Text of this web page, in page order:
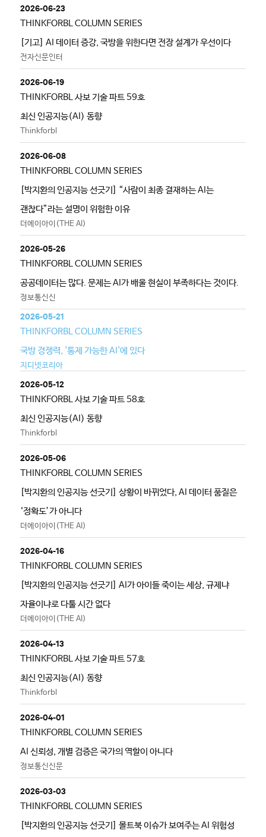
2026-06-23
THINKFORBL COLUMN SERIES
[기고] AI 데이터 증강, 국방을 위한다면 전장 설계가 우선이다
전자신문인터
2026-06-19
THINKFORBL 사보 기술 파트 59호
최신 인공지능(AI) 동향
Thinkforbl
2026-06-08
THINKFORBL COLUMN SERIES
[박지환의 인공지능 선긋기] “사람이 최종 결재하는 AI는
괜찮다”라는 설명이 위험한 이유
더에이아이(THE AI)
2026-05-26
THINKFORBL COLUMN SERIES
공공데이터는 많다. 문제는 AI가 배울 현실이 부족하다는 것이다.
정보통신신
2026-05-21
THINKFORBL COLUMN SERIES
국방 경쟁력, '통제 가능한 AI'에 있다
지디넷코리아
2026-05-12
THINKFORBL 사보 기술 파트 58호
최신 인공지능(AI) 동향
Thinkforbl
2026-05-06
THINKFORBL COLUMN SERIES
[박지환의 인공지능 선긋기] 상황이 바뀌었다, AI 데이터 품질은
‘정확도’가 아니다
더에이아이(THE AI)
2026-04-16
THINKFORBL COLUMN SERIES
[박지환의 인공지능 선긋기] AI가 아이들 죽이는 세상, 규제냐
자율이냐로 다툴 시간 없다
더에이아이(THE AI)
2026-04-13
THINKFORBL 사보 기술 파트 57호
최신 인공지능(AI) 동향
Thinkforbl
2026-04-01
THINKFORBL COLUMN SERIES
AI 신뢰성, 개별 검증은 국가의 역할이 아니다
정보통신신문
2026-03-03
THINKFORBL COLUMN SERIES
[박지환의 인공지능 선긋기] 몰트북 이슈가 보여주는 AI 위험성